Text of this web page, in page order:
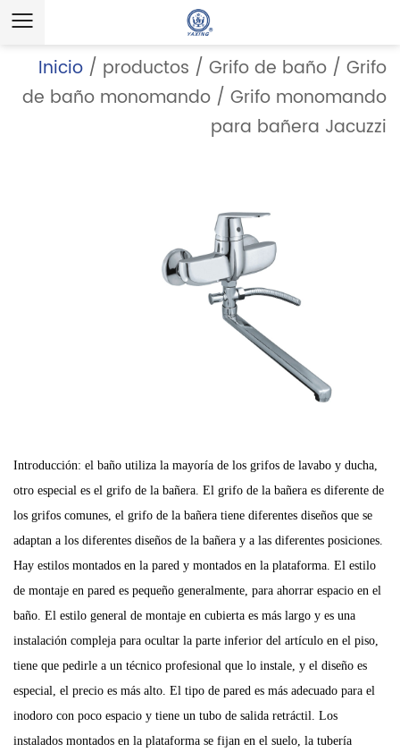
Inicio / productos / Grifo de baño / Grifo
de baño monomando / Grifo monomando
para bañera Jacuzzi
Introducción: el baño utiliza la mayoría de los grifos de lavabo y ducha,
otro especial es el grifo de la bañera. El grifo de la bañera es diferente de
los grifos comunes, el grifo de la bañera tiene diferentes diseños que se
adaptan a los diferentes diseños de la bañera y a las diferentes posiciones.
Hay estilos montados en la pared y montados en la plataforma. El estilo
de montaje en pared es pequeño generalmente, para ahorrar espacio en el
baño. El estilo general de montaje en cubierta es más largo y es una
instalación compleja para ocultar la parte inferior del artículo en el piso,
tiene que pedirle a un técnico profesional que lo instale, y el diseño es
especial, el precio es más alto. El tipo de pared es más adecuado para el
inodoro con poco espacio y tiene un tubo de salida retráctil. Los
instalados montados en la plataforma se fijan en el suelo, la tubería